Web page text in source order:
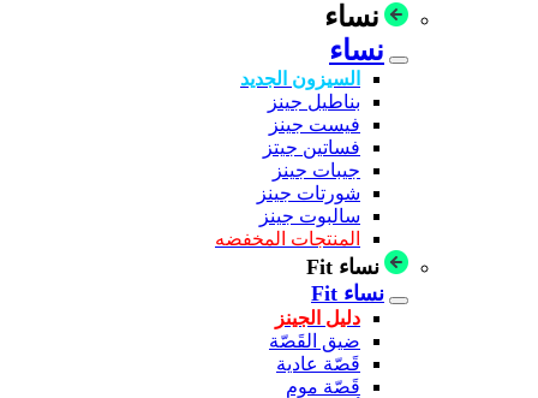
نساء
نساء
السيزون الجديد
بناطيل جينز
فيست جينز
فساتين جيتز
جيبات جينز
شورتات جينز
سالبوت جينز
المنتجات المخفضه
نساء Fit
نساء Fit
دليل الجينز
ضيق القَصّة
قَصّة عادية
قَصّة موم